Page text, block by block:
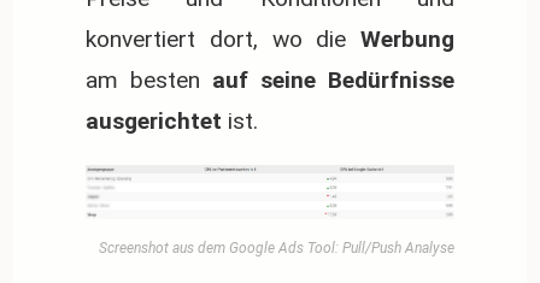
konvertiert dort, wo die Werbung
am besten auf seine Bedürfnisse
ausgerichtet ist.
Screenshot aus dem Google Ads Tool: Pull/Push Analyse